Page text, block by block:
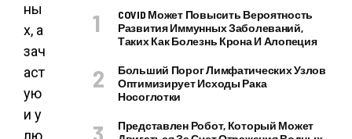
ны
х, а
зач
аст
ую
и у
лю
COVID Может Повысить Вероятность
Развития Иммунных Заболеваний,
Таких Как Болезнь Крона И Алопеция
Больший Порог Лимфатических Узлов
Оптимизирует Исходы Рака
Носоглотки
Представлен Робот, Который Может